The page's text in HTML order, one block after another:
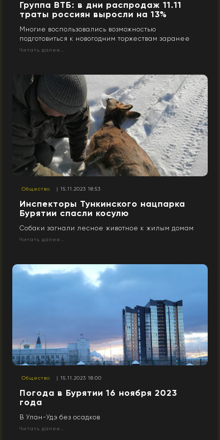
Группа ВТБ: в дни распродаж 11.11
траты россиян выросли на 13%
Многие воспользовались возможностью
подготовиться к новогодним торжествам заранее
Читать далее...
Общество | 15.11.2023 18:53
Инспекторы Тункинского нацпарка
Бурятии спасли косулю
Собаки загнали лесное животное к жилым домам
Читать далее...
Общество | 15.11.2023 18:00
Погода в Бурятии 16 ноября 2023
года
В Улан-Удэ без осадков
Читать далее...